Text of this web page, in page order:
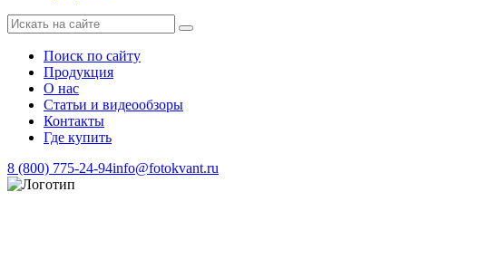
Поиск по сайту
Продукция
О нас
Статьи и видеообзоры
Контакты
Где купить
8 (800) 775-24-94info@fotokvant.ru